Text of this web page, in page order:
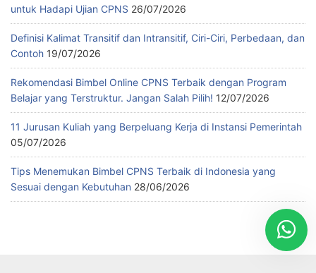
untuk Hadapi Ujian CPNS 26/07/2026
Definisi Kalimat Transitif dan Intransitif, Ciri-Ciri, Perbedaan, dan
Contoh 19/07/2026
Rekomendasi Bimbel Online CPNS Terbaik dengan Program
Belajar yang Terstruktur. Jangan Salah Pilih! 12/07/2026
11 Jurusan Kuliah yang Berpeluang Kerja di Instansi Pemerintah
05/07/2026
Tips Menemukan Bimbel CPNS Terbaik di Indonesia yang
Sesuai dengan Kebutuhan 28/06/2026